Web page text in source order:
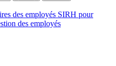
des employés SIRH pour
des employés